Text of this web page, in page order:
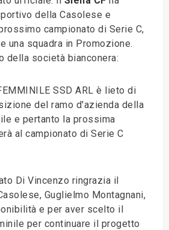
della Casolese e
campionato di Serie C,
una squadra in Promozione.
della società bianconera:
SSD ARL è lieto di
del ramo d'azienda della
e pertanto la prossima
al campionato di Serie C
Di Vincenzo ringrazia il
Guglielmo Montagnani,
e per aver scelto il
per continuare il progetto